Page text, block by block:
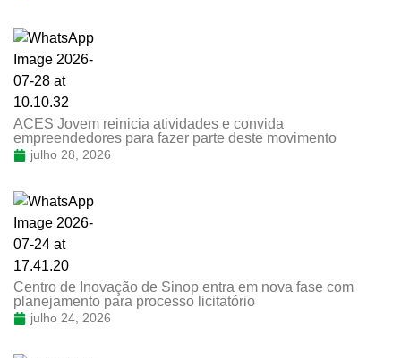
ACES Jovem reinicia atividades e convida
empreendedores para fazer parte deste movimento
julho 28, 2026
Centro de Inovação de Sinop entra em nova fase com
planejamento para processo licitatório
julho 24, 2026